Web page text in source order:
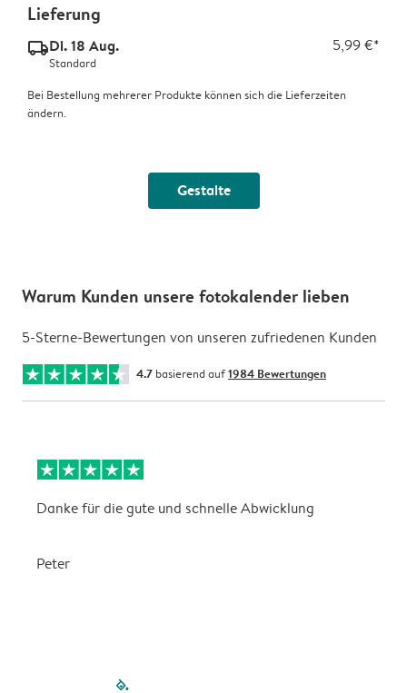
Lieferung
delivery_standard_v2Di. 18 Aug. 5,99 €*
Standard
Bei Bestellung mehrerer Produkte können sich die Lieferzeiten
ändern.
Gestalte
Warum Kunden unsere fotokalender lieben
5-Sterne-Bewertungen von unseren zufriedenen Kunden
4.7 basierend auf1984 Bewertungen
Danke für die gute und schnelle Abwicklung
Peter
filled-pagination